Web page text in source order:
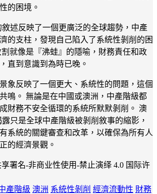
的困境。
敘述反映了一個更廣泛的全球趨勢，中產
的支柱，發現自己陷入了系統性剝削的困
就像是『沸蛙』的隱喻，財務責任和政
直到意識到為時已晚。
象反映了一個更大、系統性的問題，這個
鳴。 無論是在中國或澳洲，中產階級都
財務不安全循環的系統所默默剝削。 澳
露只是全球中產階級被剝削敘事的縮影，
系統的關鍵審查和改革，以確保為所有人
的經濟景觀。
署名-非商业性使用-禁止演绎 4.0 国际许
產階級 澳洲 系統性剝削 經濟流動性 財務